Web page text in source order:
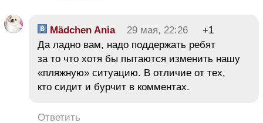
Mädchen Ania 29 мая, 22:26
+1
Да ладно вам, надо поддержать ребят
за то что хотя бы пытаются изменить нашу
«пляжную» ситуацию. В отличие от тех,
кто сидит и бурчит в комментах.
Ответить